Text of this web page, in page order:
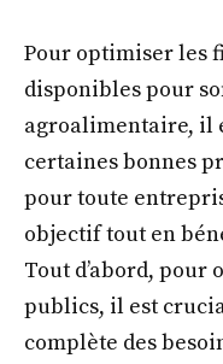
Pour optimiser les
disponibles pour
agroalimentaire, il
certaines bonnes
pour toute
objectif tout en
Tout d’abord,
publics, il est
complète des